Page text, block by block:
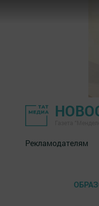
Рекламодателям